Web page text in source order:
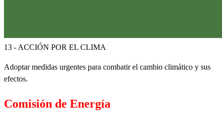
13 - ACCIÓN POR EL CLIMA
Adoptar medidas urgentes para combatir el cambio climático y sus
efectos.
Comisión de Energía